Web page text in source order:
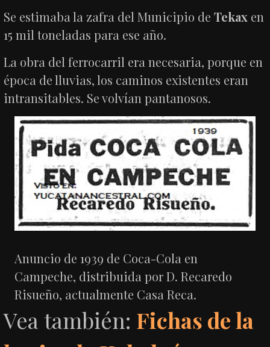
Se estimaba la zafra del Municipio deTekax en
15 mil toneladas para ese año.
La obra del ferrocarril era necesaria, porque en
época de lluvias, los caminos existentes eran
intransitables. Se volvían pantanosos.
Anuncio de 1939 de Coca-Cola en
Campeche, distribuida por D. Recaredo
Risueño, actualmente Casa Reca.
Vea también: Fichas de la